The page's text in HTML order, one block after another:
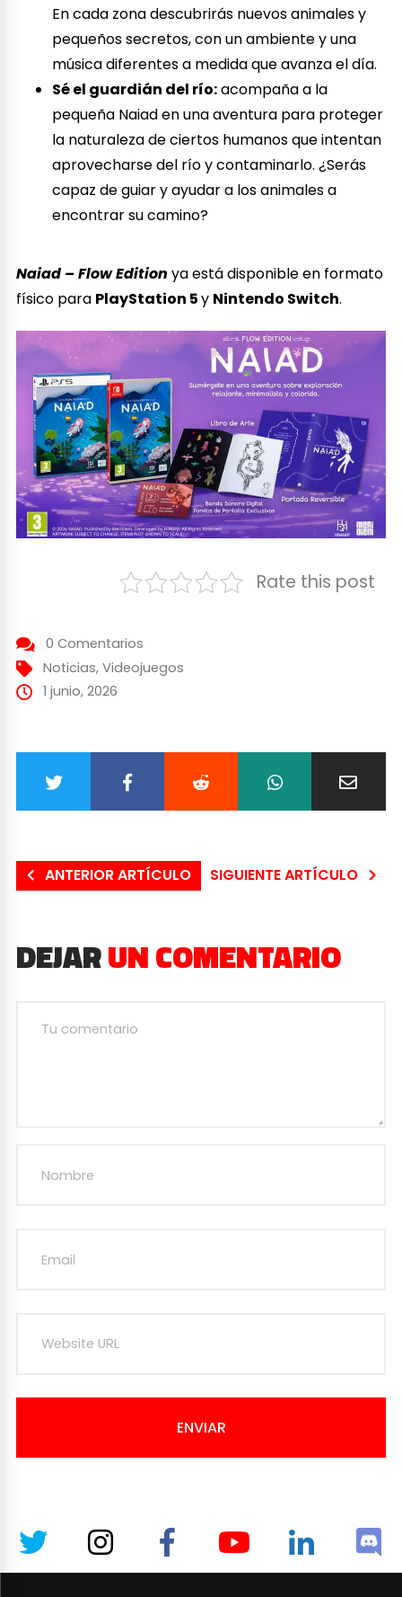
En cada zona descubrirás nuevos animales y
pequeños secretos, con un ambiente y una
música diferentes a medida que avanza el día.
Sé el guardián del río:acompaña a la
pequeña Naiad en una aventura para proteger
la naturaleza de ciertos humanos que intentan
aprovecharse del río y contaminarlo. ¿Serás
capaz de guiar y ayudar a los animales a
encontrar su camino?
Naiad – Flow Editionya está disponible en formato
físico para PlayStation 5y Nintendo Switch.
Rate this post
0 Comentarios
Noticias, Videojuegos
1 junio, 2026
ANTERIOR ARTÍCULO SIGUIENTE ARTÍCULO
DEJARUN COMENTARIO
ENVIAR